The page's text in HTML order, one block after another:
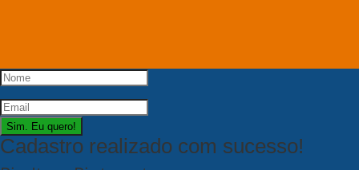
Sim. Eu quero!
Cadastro realizado com sucesso!